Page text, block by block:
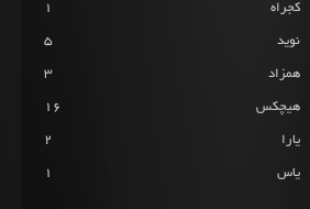
کجراه 1
نوید 5
همزاد 3
هیچکس 16
یارا 2
یاس 1